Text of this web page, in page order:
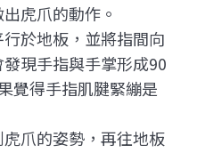
虎爪的動作。
於地板，並將指間向
現手指與手掌形成90
覺得手指肌腱緊繃是
爪的姿勢，再往地板